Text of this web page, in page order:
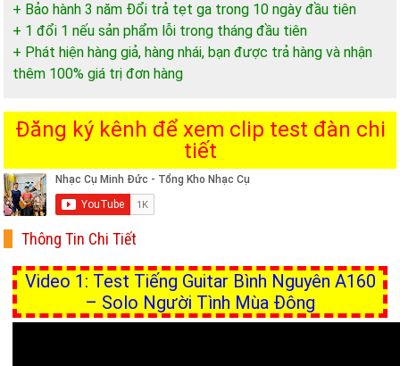
+ Bảo hành 3 năm Đổi trả tẹt ga trong 10 ngày đầu tiên
+ 1 đổi 1 nếu sản phẩm lỗi trong tháng đầu tiên
+ Phát hiện hàng giả, hàng nhái, bạn được trả hàng và nhận
thêm 100% giá trị đơn hàng
Đăng ký kênh để xem clip test đàn chi
tiết
Thông Tin Chi Tiết
Video 1: Test Tiếng Guitar Bình Nguyên A160
– Solo Người Tình Mùa Đông